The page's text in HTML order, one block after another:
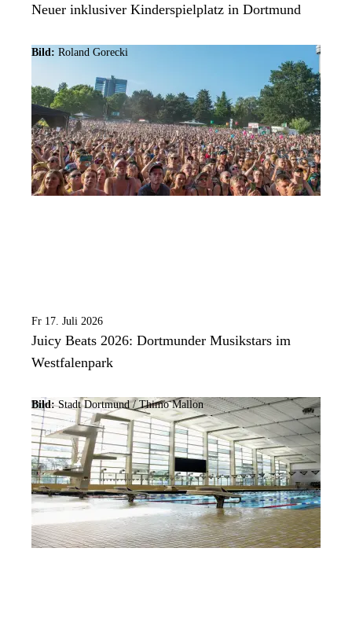
Neuer inklusiver Kinderspielplatz in Dortmund
Bild: Roland Gorecki
Fr 17. Juli 2026
Juicy Beats 2026: Dortmunder Musikstars im
Westfalenpark
Bild:Stadt Dortmund /Thimo Mallon